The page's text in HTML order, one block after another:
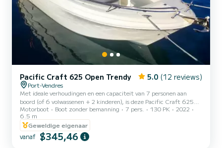
Pacific Craft 625 Open Trendy 5.0 (12 reviews)
Port-Vendres
Met ideale verhoudingen en een capaciteit van 7 personen aan
boord (of 6 volwassenen + 2 kinderen), is deze Pacific Craft 625
aangedreven door de laatste Yamaha 130pk 4-takt injectiemotor
uitgerust met luxe uitrusting. Zijn zeer prestatiegerichte en
comfortabele romp op zee maken van deze Franse Open
momenteel de referentie op de markt in zijn categorie! Aan boord
geniet u van: • Een groot zonnedek dat de hele voorkant van de
Motorboot Boot zonder bemanning 7 pers. 130 PK
2022
6.5 m
Geweldige eigenaar
vanaf $345,46